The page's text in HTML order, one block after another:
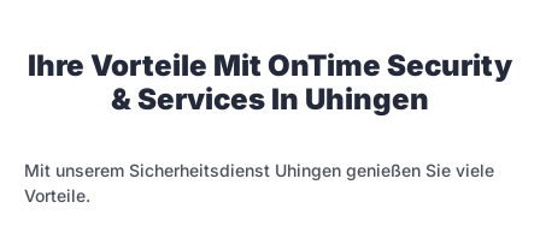
Ihre Vorteile Mit OnTime Security
& Services In Uhingen
Mit unserem Sicherheitsdienst Uhingen genießen Sie viele
Vorteile.